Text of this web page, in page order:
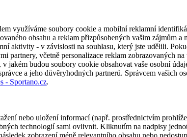
využíváme soubory cookie a mobilní reklamní
obsahu a reklam přizpůsobených vašim
aktivity - v závislosti na souhlasu, který jste udělili.
včetně personalizace reklam zobrazovaných
jakém budou soubory cookie obsahovat vaše osobní
a jeho důvěryhodných partnerů. Správcem vašich
- Sportano.cz.
nebo uložení informací (např. prostřednictvím
technologií sami ovlivnit. Kliknutím na nadpisy
zobrazení méně relevantního obsahu nebo